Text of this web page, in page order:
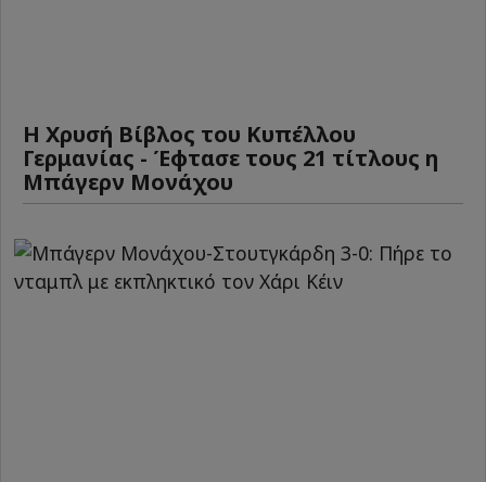
Η Χρυσή Βίβλος του Κυπέλλου
Γερμανίας - Έφτασε τους 21 τίτλους η
Μπάγερν Μονάχου